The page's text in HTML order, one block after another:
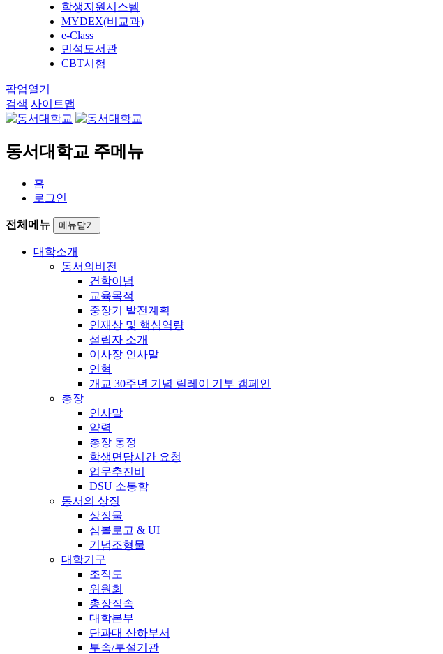
학생지원시스템
MYDEX(비교과)
e-Class
민석도서관
CBT시험
팝업열기
검색 사이트맵
동서대학교 주메뉴
홈
로그인
전체메뉴 메뉴닫기
대학소개
동서의비전
건학이념
교육목적
중장기 발전계획
인재상 및 핵심역량
설립자 소개
이사장 인사말
연혁
개교 30주년 기념 릴레이 기부 캠페인
총장
인사말
약력
총장 동정
학생면담시간 요청
업무추진비
DSU 소통함
동서의 상징
상징물
심볼로고 & UI
기념조형물
대학기구
조직도
위원회
총장직속
대학본부
단과대 산하부서
부속/부설기관